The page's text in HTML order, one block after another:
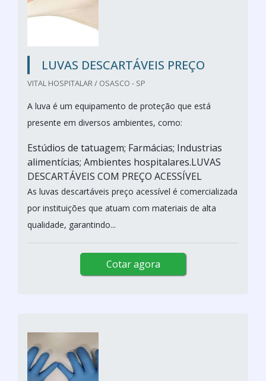
LUVAS DESCARTÁVEIS PREÇO
VITAL HOSPITALAR / OSASCO - SP
A luva é um equipamento de proteção que está
presente em diversos ambientes, como:
Estúdios de tatuagem; Farmácias; Industrias
alimentícias; Ambientes hospitalares.LUVAS
DESCARTÁVEIS COM PREÇO ACESSÍVEL
As luvas descartáveis preço acessível é comercializada
por instituições que atuam com materiais de alta
qualidade, garantindo...
Cotar agora